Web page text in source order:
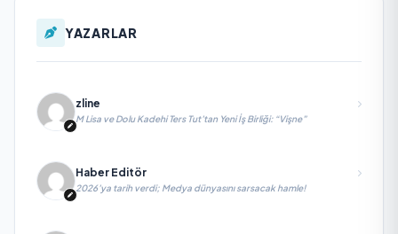
YAZARLAR
zline
M Lisa ve Dolu Kadehi Ters Tut’tan Yeni İş Birliği: “Vişne”
Haber Editör
2026’ya tarih verdi; Medya dünyasını sarsacak hamle!